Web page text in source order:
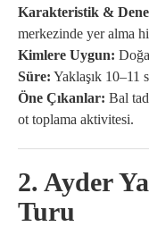
Karakteristik &
merkezinde yer alma
Kimlere Uygun:
Süre: Yaklaşık 10–11
Öne Çıkanlar: Bal
ot toplama aktivitesi.
2. Ayder
Turu